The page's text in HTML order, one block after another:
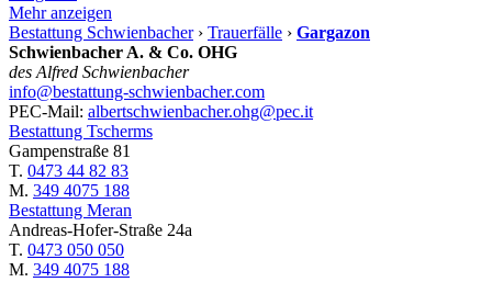
Mehr anzeigen
Bestattung Schwienbacher› Trauerfälle › Gargazon
Schwienbacher A. & Co. OHG
des Alfred Schwienbacher
info@bestattung-schwienbacher.com
PEC-Mail: albertschwienbacher.ohg@pec.it
Bestattung Tscherms
Gampenstraße 81
T. 0473 44 82 83
M. 349 4075 188
Bestattung Meran
Andreas-Hofer-Straße 24a
T. 0473 050 050
M. 349 4075 188